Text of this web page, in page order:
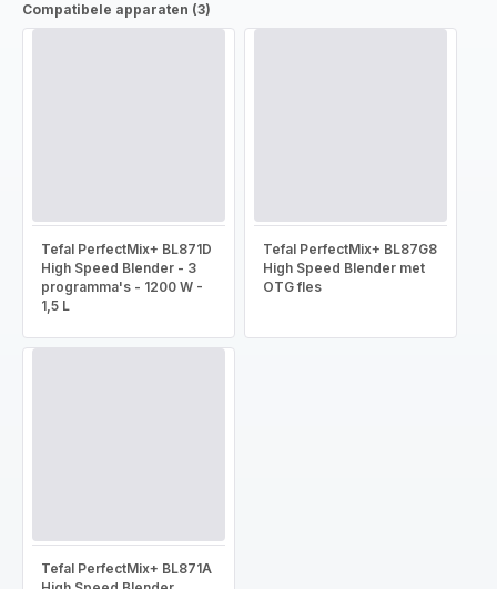
Compatibele apparaten (3)
Tefal PerfectMix+ BL871D
High Speed Blender - 3
programma's - 1200 W -
1,5 L
Tefal PerfectMix+ BL87G8
High Speed Blender met
OTG fles
Tefal PerfectMix+ BL871A